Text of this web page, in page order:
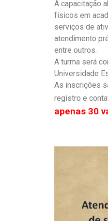
A capacitação
físicos em
serviços de
atendimento
entre outros.
A turma será
Universidade
As inscrições
registro e
apenas 30